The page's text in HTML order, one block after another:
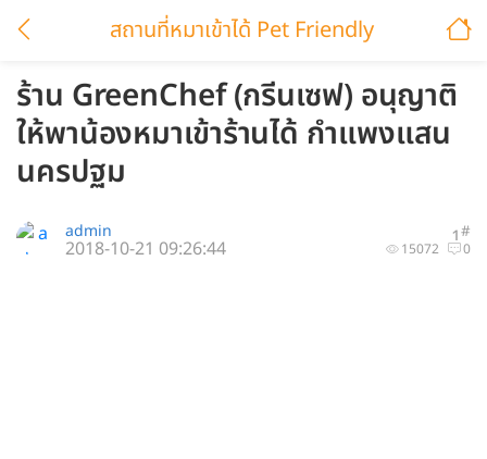
สถานที่หมาเข้าได้ Pet Friendly
ร้าน GreenChef (กรีนเซฟ) อนุญาติ
ให้พาน้องหมาเข้าร้านได้ กำแพงแสน
นครปฐม
1#
admin
15072 0
2018-10-21 09:26:44